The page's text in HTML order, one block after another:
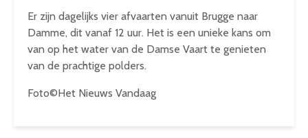
Er zijn dagelijks vier afvaarten vanuit Brugge naar
Damme, dit vanaf 12 uur. Het is een unieke kans om
van op het water van de Damse Vaart te genieten
van de prachtige polders.
Foto©Het Nieuws Vandaag